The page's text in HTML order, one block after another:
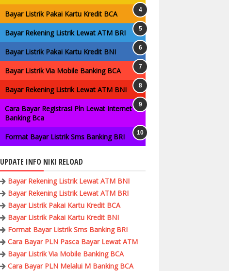
Bayar Listrik Pakai Kartu Kredit BCA
Bayar Rekening Listrik Lewat ATM BRI
Bayar Listrik Pakai Kartu Kredit BNI
Bayar Listrik Via Mobile Banking BCA
Bayar Rekening Listrik Lewat ATM BNI
Cara Bayar Registrasi Pln Lewat Internet
Banking Bca
Format Bayar Listrik Sms Banking BRI
UPDATE INFO NIKI RELOAD
Bayar Rekening Listrik Lewat ATM BNI
Bayar Rekening Listrik Lewat ATM BRI
Bayar Listrik Pakai Kartu Kredit BCA
Bayar Listrik Pakai Kartu Kredit BNI
Format Bayar Listrik Sms Banking BRI
Cara Bayar PLN Pasca Bayar Lewat ATM
Bayar Listrik Via Mobile Banking BCA
Cara Bayar PLN Melalui M Banking BCA